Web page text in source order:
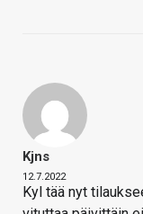
Kjns
12.7.2022
Kyl tää nyt